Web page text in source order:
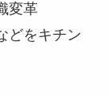
変革
どをキチン